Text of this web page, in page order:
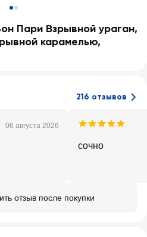
Пари Взрывной ураган,
карамелью,
216 отзывов
06 августа 2026
сочно
отзыв после покупки